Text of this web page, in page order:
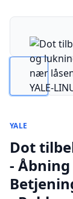
YALE
Dot
-